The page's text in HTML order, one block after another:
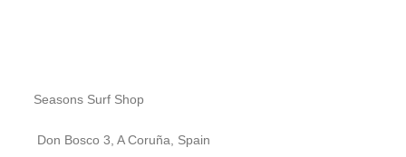
Seasons Surf Shop
Don Bosco 3, A Coruña, Spain